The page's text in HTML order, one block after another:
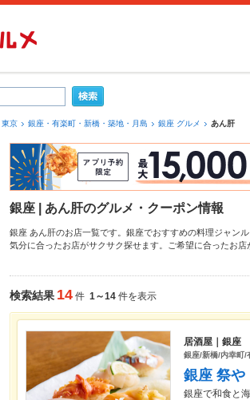
東京 銀座・有楽町・新橋・築地・月島 銀座 グルメ あん肝
銀座 | あん肝のグルメ・クーポン情報
銀座 あん肝のお店一覧です。銀座でおすすめの料理ジャンル
気分に合ったお店がサクサク探せます。ご希望に合ったお
検索結果 14 件 1～14 件を表示
居酒屋｜銀座
銀座/新橋/内幸町/
銀座 祭や
銀座で和食と